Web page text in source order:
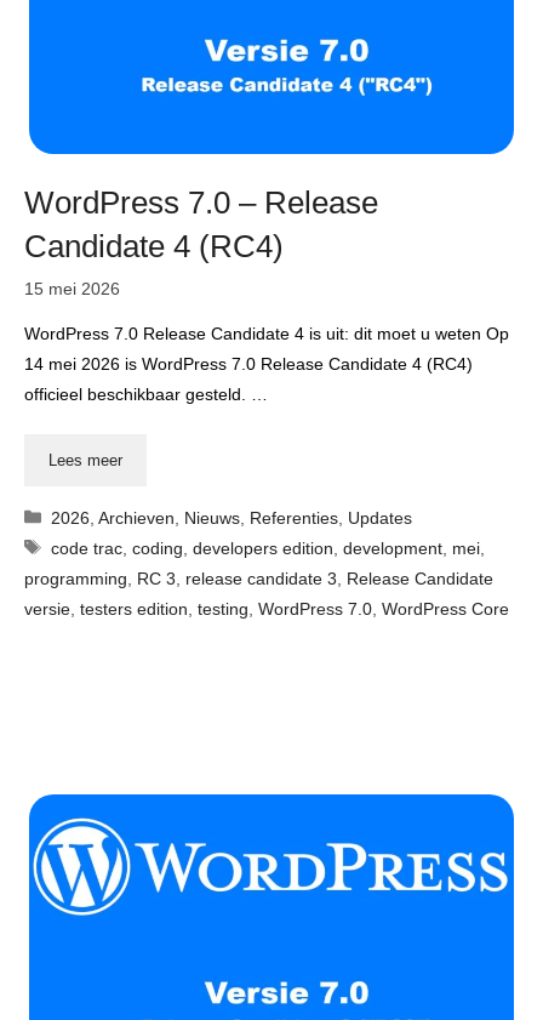
WordPress 7.0 – Release
Candidate 4 (RC4)
15 mei 2026
WordPress 7.0 Release Candidate 4 is uit: dit moet u weten Op
14 mei 2026 is WordPress 7.0 Release Candidate 4 (RC4)
officieel beschikbaar gesteld. …
Lees meer
Categorieën
2026 ,Archieven Nieuws Referenties Updates
Tags
code trac ,coding ,developers edition ,development mei
programming
RC 3 release candidate 3
Release Candidate
versie testers edition testing WordPress 7.0 WordPress Core